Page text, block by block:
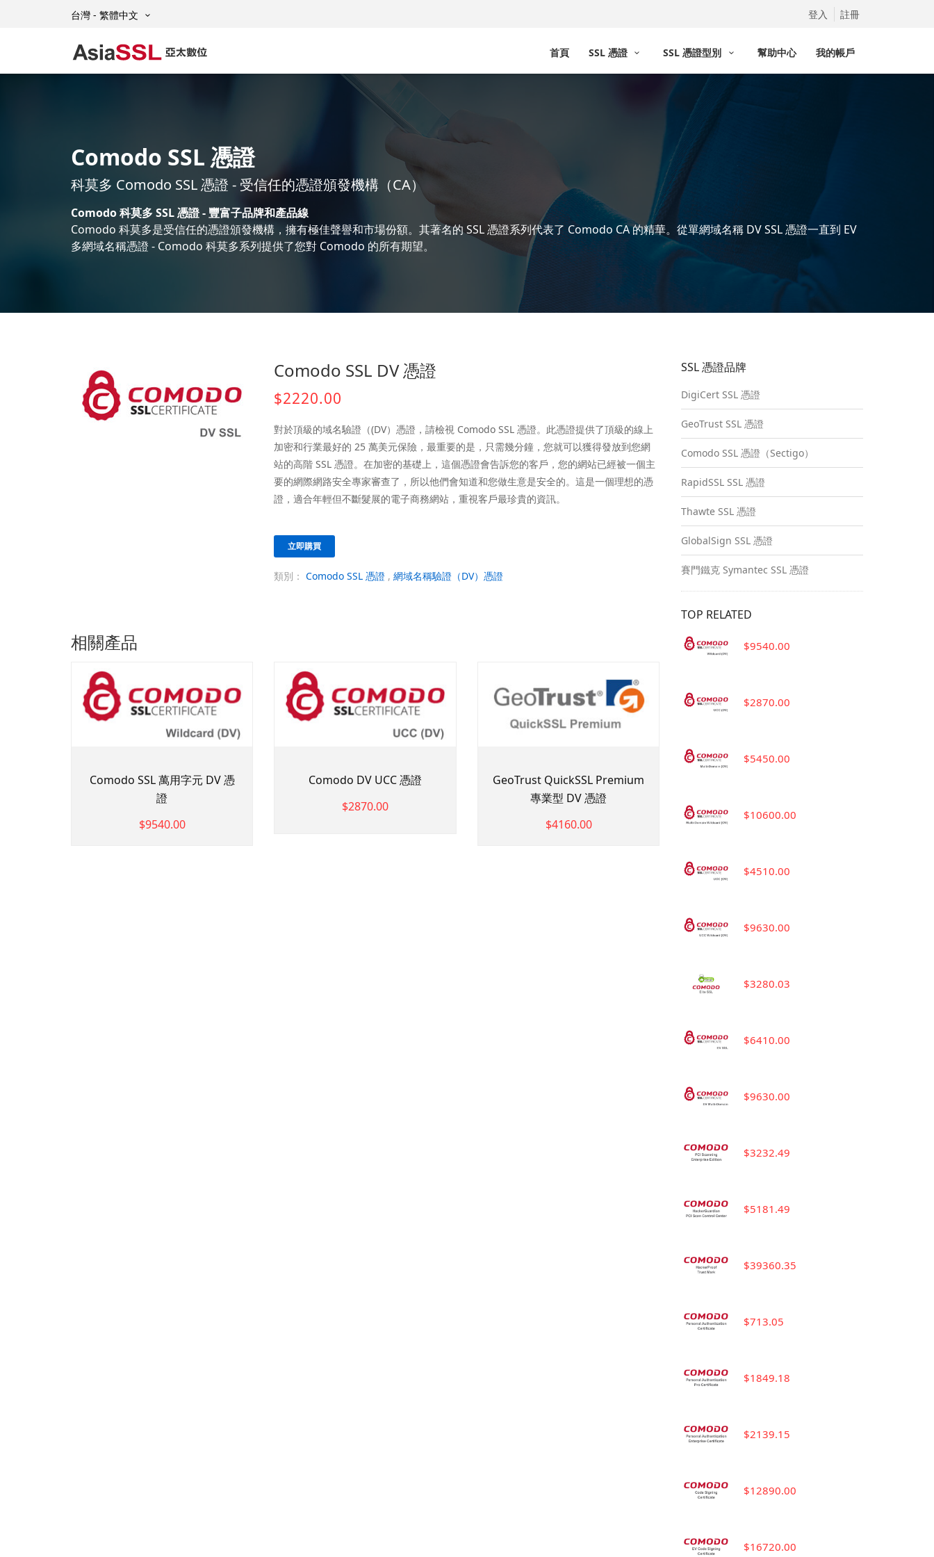
台灣 - 繁體中文 登入 註冊
首頁 SSL 憑證 SSL 憑證型別 幫助中心 我的帳戶
Comodo SSL 憑證
科莫多 Comodo SSL 憑證 - 受信任的憑證頒發機構（CA）
Comodo 科莫多 SSL 憑證 - 豐富子品牌和產品線
Comodo 科莫多是受信任的憑證頒發機構，擁有極佳聲譽和市場份額。其著名的 SSL 憑證系列代表了 Comodo CA 的精華。從單網域名稱 DV SSL 憑證一直到 EV
多網域名稱憑證 - Comodo 科莫多系列提供了您對 Comodo 的所有期望。
Comodo SSL DV 憑證
$2220.00
對於頂級的域名驗證（(DV）憑證，請檢視 Comodo SSL 憑證。此憑證提供了頂級的線上
加密和行業最好的 25 萬美元保險，最重要的是，只需幾分鐘，您就可以獲得發放到您網
站的高階 SSL 憑證。在加密的基礎上，這個憑證會告訴您的客戶，您的網站已經被一個主
要的網際網路安全專家審查了，所以他們會知道和您做生意是安全的。這是一個理想的憑
證，適合年輕但不斷髮展的電子商務網站，重視客戶最珍貴的資訊。
立即購買
類別：Comodo SSL 憑證 ,網域名稱驗證（DV）憑證
相關產品
Comodo SSL 萬用字元 DV 憑
證
$9540.00
Comodo DV UCC 憑證
$2870.00
GeoTrust QuickSSL Premium
專業型 DV 憑證
$4160.00
SSL 憑證品牌
DigiCert SSL 憑證
GeoTrust SSL 憑證
Comodo SSL 憑證（Sectigo）
RapidSSL SSL 憑證
Thawte SSL 憑證
GlobalSign SSL 憑證
賽門鐵克 Symantec SSL 憑證
TOP RELATED
$9540.00
$2870.00
$5450.00
$10600.00
$4510.00
$9630.00
$3280.03
$6410.00
$9630.00
$3232.49
$5181.49
$39360.35
$713.05
$1849.18
$2139.15
$12890.00
$16720.00